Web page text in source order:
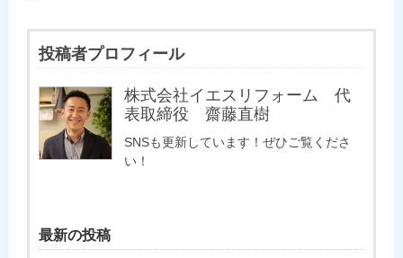
投稿者プロフィール
株式会社イエスリフォーム 代
表取締役 齋藤直樹
SNSも更新しています！ぜひご覧くださ
い！
最新の投稿